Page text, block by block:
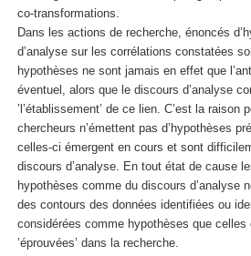
co-transformations.
Dans les actions de recherche, énoncés
d’analyse sur les corrélations constatées
hypothèses ne sont jamais en effet que
éventuel, alors que le discours d’analyse
’l’établissement’ de ce lien. C’est la raison
chercheurs n’émettent pas d’hypothèses
celles-ci émergent en cours et sont
discours d’analyse. En tout état de cause
hypothèses comme du discours d’analyse
des contours des données identifiées ou
considérées comme hypothèses que celles
’éprouvées’ dans la recherche.